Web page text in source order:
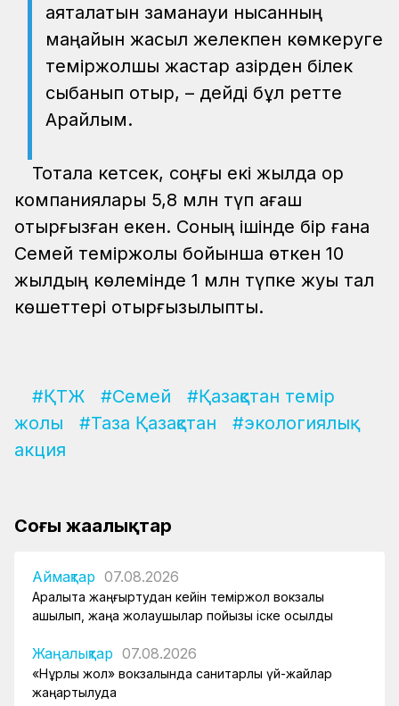
аяқталатын заманауи нысанның
маңайын жасыл желекпен көмкеруге
теміржолшы жастар қазірден білек
сыбанып отыр, – дейді бұл ретте
Арайлым.
Тоқтала кетсек, соңғы екі жылда қор
компаниялары 5,8 млн түп ағаш
отырғызған екен. Соның ішінде бір ғана
Семей теміржолы бойынша өткен 10
жылдың көлемінде 1 млн түпке жуық тал
көшеттері отырғызылыпты.
#ҚТЖ #Семей
#Қазақстан темір
жолы
#Таза Қазақстан
#экологиялық
акция
Соңғы жаңалықтар
Аймақтар 07.08.2026
Арқалықта жаңғыртудан кейін теміржол вокзалы
ашылып, жаңа жолаушылар пойызы іске қосылды
Жаңалықтар 07.08.2026
«Нұрлы жол» вокзалында санитарлық үй-жайлар
жаңартылуда